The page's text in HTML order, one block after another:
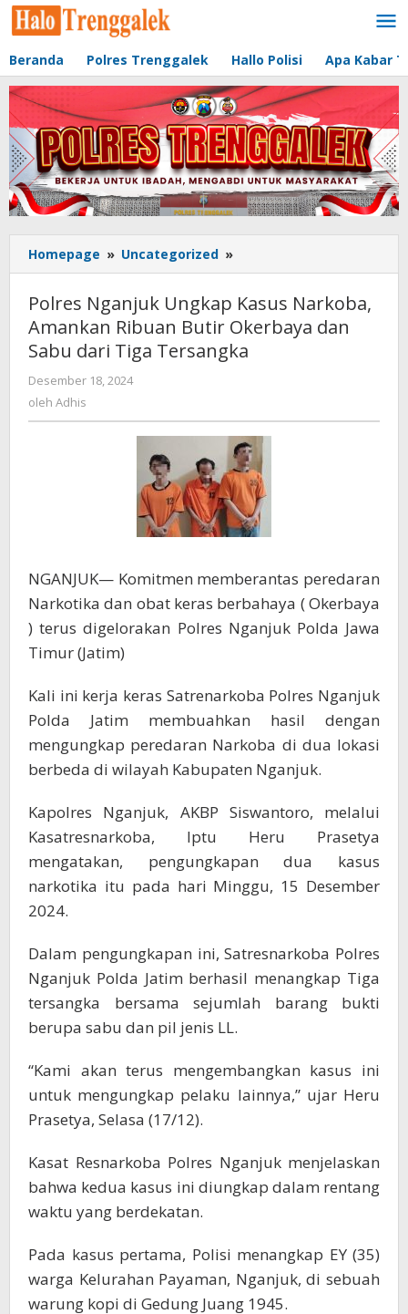
Lewati
ke
Beranda Polres Trenggalek Hallo Polisi Apa Kabar
Homepage » Uncategorized »
Nganjuk
Kasus
Narkoba,
Amankan
dan
Sabu
dari
Tiga
Tersangka
Polres Nganjuk Ungkap Kasus Narkoba,
Amankan Ribuan Butir Okerbaya dan
Sabu dari Tiga Tersangka
Desember 18, 2024
oleh Adhis
NGANJUK— Komitmen memberantas peredaran
Narkotika dan obat keras berbahaya ( Okerbaya
) terus digelorakan Polres Nganjuk Polda Jawa
Timur (Jatim)
Kali ini kerja keras Satrenarkoba Polres Nganjuk
Polda Jatim membuahkan hasil dengan
mengungkap peredaran Narkoba di dua lokasi
berbeda di wilayah Kabupaten Nganjuk.
Kapolres Nganjuk, AKBP Siswantoro, melalui
Kasatresnarkoba, Iptu Heru Prasetya
mengatakan, pengungkapan dua kasus
narkotika itu pada hari Minggu, 15 Desember
2024.
Dalam pengungkapan ini, Satresnarkoba Polres
Nganjuk Polda Jatim berhasil menangkap Tiga
tersangka bersama sejumlah barang bukti
berupa sabu dan pil jenis LL.
“Kami akan terus mengembangkan kasus ini
untuk mengungkap pelaku lainnya,” ujar Heru
Prasetya, Selasa (17/12).
Kasat Resnarkoba Polres Nganjuk menjelaskan
bahwa kedua kasus ini diungkap dalam rentang
waktu yang berdekatan.
Pada kasus pertama, Polisi menangkap EY (35)
warga Kelurahan Payaman, Nganjuk, di sebuah
warung kopi di Gedung Juang 1945.